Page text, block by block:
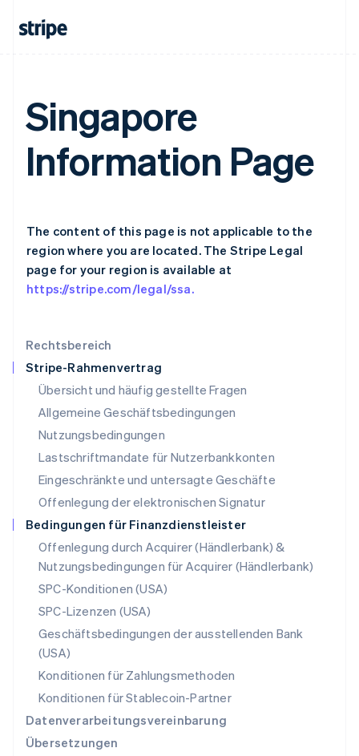
Rechtsbereich
Stripe-Rahmenvertrag
Übersicht und häufig gestellte Fragen
Allgemeine Geschäftsbedingungen
Nutzungsbedingungen
Lastschriftmandate für Nutzerbankkonten
Eingeschränkte und untersagte Geschäfte
Offenlegung der elektronischen Signatur
Bedingungen für Finanzdienstleister
Offenlegung durch Acquirer (Händlerbank) &
Nutzungsbedingungen für Acquirer (Händlerbank)
SPC-Konditionen (USA)
SPC-Lizenzen (USA)
Geschäftsbedingungen der ausstellenden Bank
(USA)
Konditionen für Zahlungsmethoden
Konditionen für Stablecoin-Partner
Datenverarbeitungsvereinbarung
Übersetzungen
Singapore
Information Page
The content of this page is not applicable to the
region where you are located. The Stripe Legal
page for your region is available at
https://stripe.com/legal/ssa.
English
Kanada
EnglishFrançais
Kroatien
EnglishItaliano
Lettland
Deutsch English
English
Luxemburg
FrançaisDeutschEnglish
Malta
English
Mexiko
EspañolEnglish
Neuseeland
Niederlande
NederlandsEnglish
Norwegen
English
Österreich
DeutschEnglish
Polen
English
Portugal
PortuguêsEnglish
English
Schweden
Svenska
Deutsch Français Italiano English
Singapur
Slowakei
English